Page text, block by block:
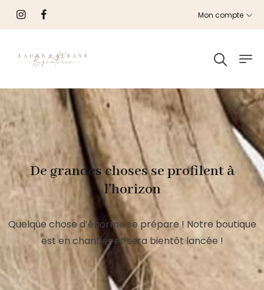
Mon compte
De grandes choses se profilent à
l’horizon
Quelque chose d’énorme se prépare ! Notre boutique
est en chantier et sera bientôt lancée !